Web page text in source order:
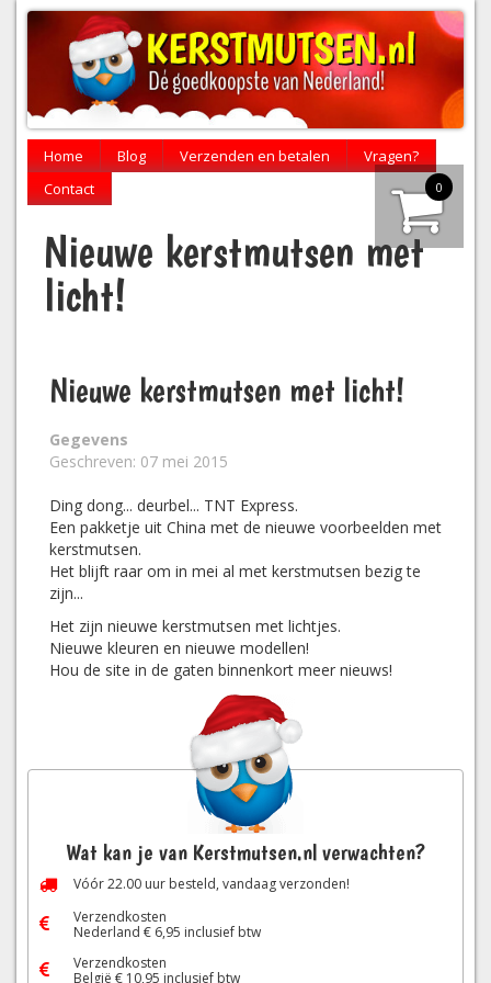
Home Blog Verzenden en betalen
Vragen?
Contact
0
Nieuwe kerstmutsen met
licht!
Nieuwe kerstmutsen met licht!
Gegevens
Geschreven: 07 mei 2015
Ding dong... deurbel... TNT Express.
Een pakketje uit China met de nieuwe voorbeelden met
kerstmutsen.
Het blijft raar om in mei al met kerstmutsen bezig te
zijn...
Het zijn nieuwe kerstmutsen met lichtjes.
Nieuwe kleuren en nieuwe modellen!
Hou de site in de gaten binnenkort meer nieuws!
Wat kan je van Kerstmutsen.nl verwachten?
Vóór22.00 uur besteld, vandaag verzonden!
Verzendkosten
Nederland € 6,95 inclusief btw
Verzendkosten
België € 10,95 inclusief btw